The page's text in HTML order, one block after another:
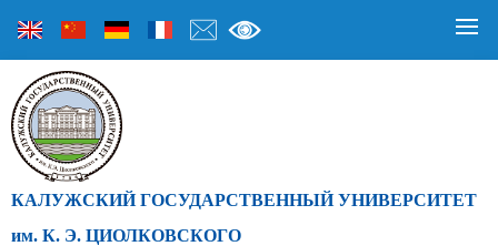
КАЛУЖСКИЙ ГОСУДАРСТВЕННЫЙ УНИВЕРСИТЕТ
им. К. Э. ЦИОЛКОВСКОГО